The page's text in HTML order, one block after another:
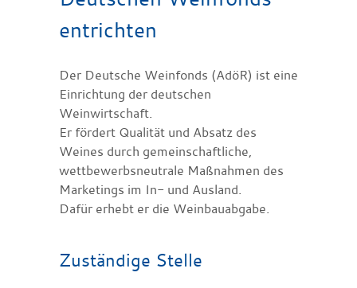
entrichten
Der Deutsche Weinfonds (AdöR) ist eine
Einrichtung der deutschen
Weinwirtschaft.
Er fördert Qualität und Absatz des
Weines durch gemeinschaftliche,
wettbewerbsneutrale Maßnahmen des
Marketings im In- und Ausland.
Dafür erhebt er die Weinbauabgabe.
Zuständige Stelle